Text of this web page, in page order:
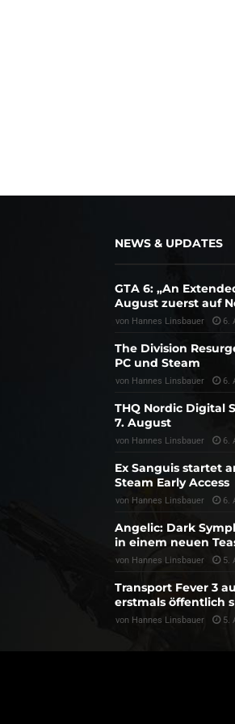
NEWS & UPDATES
GTA 6: „An
August zuerst auf
von Hannes Linsbauer 6.
The Division
PC und Steam
von Hannes Linsbauer 6.
THQ Nordic Digital
7. August
von Hannes Linsbauer 6.
Ex Sanguis startet
Steam Early Access
von Hannes Linsbauer 6.
Angelic: Dark
in einem neuen
von Hannes Linsbauer 5.
Transport Fever 3
erstmals öffentlich
von Hannes Linsbauer 5.